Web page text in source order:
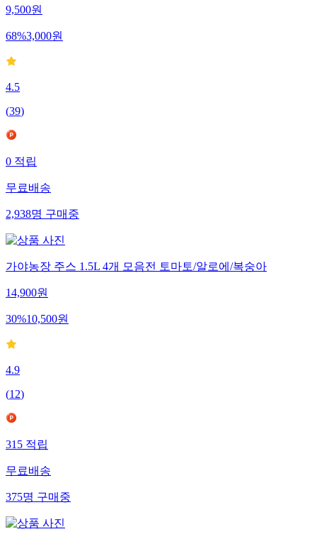
9,500원
68%3,000원
4.5
(39)
0적립
무료배송
2,938명구매중
가야농장 주스 1.5L 4개 모음전 토마토/알로에/복숭아
14,900원
30%10,500원
4.9
(12)
315적립
무료배송
375명구매중